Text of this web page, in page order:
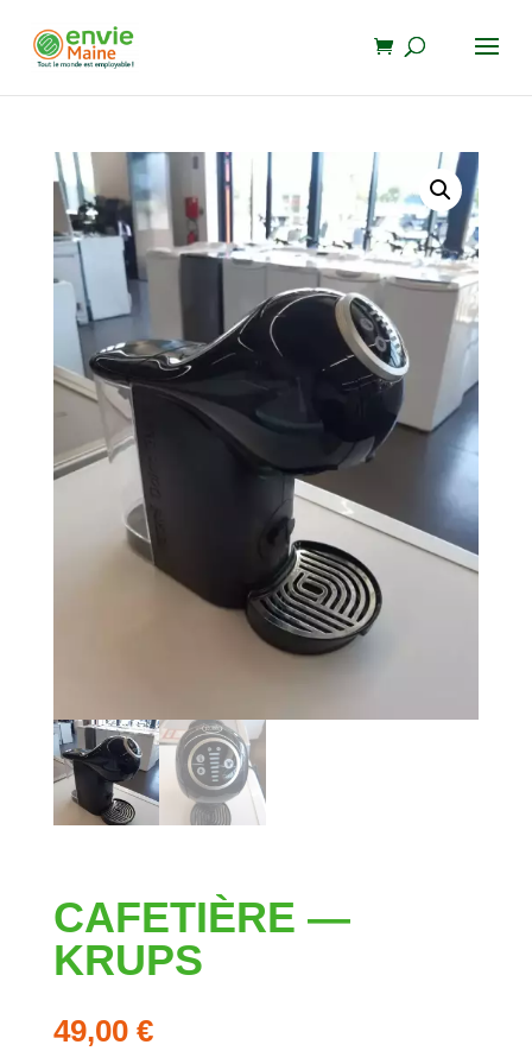
CAFETIÈRE —
KRUPS
49,00 €